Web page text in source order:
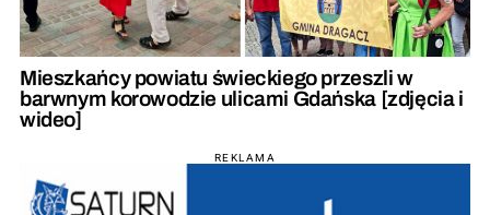
Mieszkańcy powiatu świeckiego przeszli w
barwnym korowodzie ulicami Gdańska [zdjęcia i
wideo]
REKLAMA